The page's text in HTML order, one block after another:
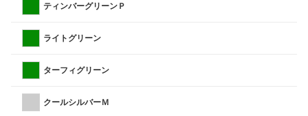
ティンバーグリーンＰ
ライトグリーン
ターフィグリーン
クールシルバーＭ